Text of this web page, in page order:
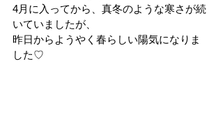
4月に入ってから、真冬のような寒さが続
いていましたが、
昨日からようやく春らしい陽気になりま
した♡